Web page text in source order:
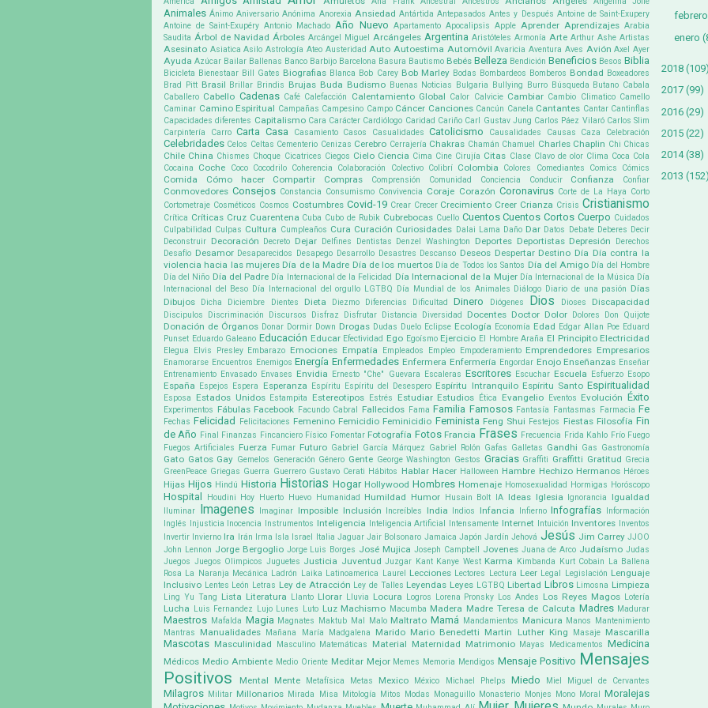
Animales Ánimo Aniversario Anónima Anorexia Ansiedad Antártida Antepasados Antes y Después Antoine de Saint-Exupery
Antoine de Saint-Exupéry Antonio Machado Año Nuevo Apartamento Apocalipsis Apple Aprender Aprendizajes Arabia
Saudita Árbol de Navidad Árboles Arcángel Miguel Arcángeles Argentina Aristóteles Armonía Arte Arthur Ashe Artistas
Asesinato Asiatica Asilo Astrología Ateo Austeridad Auto Autoestima Automóvil Avaricia Aventura Aves Avión Axel Ayer
Ayuda Azúcar Bailar Ballenas Banco Barbijo Barcelona Basura Bautismo Bebés Belleza Bendición Beneficios Besos Biblia
Bicicleta Bienestaar Bill Gates Biografias Blanca Bob Carey Bob Marley Bodas Bombardeos Bomberos Bondad Boxeadores
Brad Pitt Brasil Brillar Brindis Brujas Buda Budismo Buenas Noticias Bulgaria Bullying Burro Búsqueda Butano Cabala
Caballero Cabello Cadenas Café Calefacción Calentamiento Global Calor Calvicie Cambiar Cambio Climatico Camello
Caminar Camino Espiritual Campañas Campesino Campo Cáncer Canciones Cancún Canela Cantantes Cantar Cantinflas
Capacidades diferentes Capitalismo Cara Carácter Cardiólogo Caridad Cariño Carl Gustav Jung Carlos Páez Vilaró Carlos Slim
Carpintería
Carro Carta Casa Casamiento Casos Casualidades Catolicismo Causalidades Causas Caza Celebración
Celebridades Celos Celtas Cementerio Cenizas Cerebro Cerrajería Chakras Chamán Chamuel Charles Chaplin Chi Chicas
Chile China Chismes Choque Cicatrices Ciegos Cielo Ciencia Cima Cine Cirujía Citas Clase Clavo de olor Clima Coca Cola
Cocaina
Coche Coco Cocodrilo Coherencia Colaboración Colectivo Colibrí Colombia Colores Comediantes Comics Cómics
Comida Cómo hacer Compartir Compras Comprensión Comunidad Conciencia Conducir Confianza Confiar
Conmovedores Consejos Constancia Consumismo Convivencia Coraje Corazón Coronavirus Corte de La Haya Corto
Cortometraje Cosméticos Cosmos Costumbres Covid-19 Crear Crecer Crecimiento Creer Crianza Crisis Cristianismo
Crítica Críticas Cruz Cuarentena Cuba Cubo de Rubik Cubrebocas Cuello Cuentos Cuentos Cortos Cuerpo Cuidados
Culpabilidad Culpas Cultura Cumpleaños Cura Curación Curiosidades Dalai Lama Daño Dar Datos Debate Deberes Decir
Deconstruir Decoración Decreto Dejar Delfines Dentistas Denzel Washington Deportes Deportistas Depresión
Derechos
Desafío Desamor Desaparecidos Desapego Desarrollo Desastres Descanso Deseos Despertar Destino Día Día contra la
violencia hacia las mujeres Día de la Madre Día de los muertos Día de Todos los Santos Día del Amigo Día del Hombre
Día del Niño Día del Padre Día Internacional de la Felicidad Día Internacional de la Mujer Día Internacional de la Música Día
Internacional del Beso Día Internacional del orgullo LGTBQ Día Mundial de los Animales Diálogo Diario de una pasión Días
Dibujos
Dicha Diciembre Dientes Dieta Diezmo Diferencias Dificultad Dinero Diógenes Dios Dioses Discapacidad
Discipulos Discriminación Discursos Disfraz Disfrutar Distancia Diversidad Docentes Doctor Dolor Dolores Don Quijote
Donación de Órganos Donar Dormir Down Drogas Dudas Duelo Eclipse Ecología Economía Edad Edgar Allan Poe Eduard
Punset Eduardo Galeano Educación Educar Efectividad Ego Egoísmo Ejercicio El Hombre Araña El Principito Electricidad
Elegua Elvis Presley Embarazo Emociones Empatía Empleados Empleo Empoderamiento Emprendedores Empresarios
Enamorarse Encuentros Enemigos Energía Enfermedades Enfermera Enfermería Engordar Enojo Enseñanzas Enseñar
Entrenamiento Envasado Envases Envidia Ernesto "Che" Guevara Escaleras Escritores Escuchar Escuela Esfuerzo Esopo
España Espejos Espera Esperanza Espíritu Espíritu del Desespero Espíritu Intranquilo Espíritu Santo Espiritualidad
Esposa Estados Unidos Estampita Estereotipos Estrés Estudiar Estudios Ética Evangelio Eventos Evolución Éxito
Experimentos Fábulas Facebook Facundo Cabral Fallecidos Fama Familia Famosos Fantasía Fantasmas Farmacia Fe
Fechas Felicidad Felicitaciones Femenino Femicidio Feminicidio Feminista Feng Shui Festejos Fiestas Filosofía Fin
de Año Final Finanzas Fincanciero Físico Fomentar Fotografía Fotos Francia Frases Frecuencia Frida Kahlo Frío Fuego
Fuegos Artificiales Fuerza Fumar Futuro Gabriel García Márquez Gabriel Rolón Gafas Galletas Gandhi Gas Gastronomía
Gato Gatos Gay Gemelos Generación Género Gente George Washington Gestos Gracias Graffiti Graffitti Gratitud Grecia
GreenPeace Griegas Guerra Guerrero Gustavo Cerati Hábitos Hablar Hacer Halloween Hambre Hechizo Hermanos Héroes
Hijas Hijos Hindú Historia Historias Hogar Hollywood Hombres Homenaje Homosexualidad Hormigas Horóscopo
Hospital Houdini Hoy Huerto Huevo Humanidad Humildad Humor Husain Bolt IA Ideas Iglesia Ignorancia Igualdad
Iluminar Imagenes Imaginar Imposible Inclusión Increíbles India Indios Infancia Infierno Infografías
Información
Inglés
Injusticia Inocencia Instrumentos Inteligencia Inteligencia Artificial Intensamente Internet Intuición Inventores
Inventos
Invertir Invierno Ira Irán Irma Isla Israel Italia Jaguar Jair Bolsonaro Jamaica Japón Jardín Jehová Jesús Jim Carrey JJOO
John Lennon Jorge Bergoglio Jorge Luis Borges José Mujica Joseph Campbell Jovenes Juana de Arco Judaísmo Judas
Juegos Juegos Olimpicos Juguetes Justicia Juventud Juzgar Kant Kanye West Karma Kimbanda Kurt Cobain
La Ballena
Rosa La Naranja Mecánica Ladrón Laika Latinoamerica Laurel Lecciones Lectores Lectura Leer Legal Legislación Lenguaje
Inclusivo Lentes León Letras Ley de Atracción Ley de Talles Leyendas Leyes LGTBQ Libertad Libros Limosna Limpieza
Ling Yu Tang Lista Literatura Llanto Llorar Lluvia Locura Logros Lorena Pronsky Los Andes Los Reyes Magos Lotería
Lucha Luis Fernandez Lujo Lunes Luto Luz Machismo Macumba Madera Madre Teresa de Calcuta Madres Madurar
Maestros Mafalda Magia Magnates Maktub Mal Malo Maltrato Mamá Mandamientos Manicura Manos
Mantenimiento
Mantras
Manualidades Mañana María Madgalena Marido Mario Benedetti Martin Luther King Masaje Mascarilla
Mascotas Masculinidad Masculino Matemáticas Material Maternidad Matrimonio Mayas Medicamentos Medicina
Médicos Medio Ambiente Medio Oriente Meditar Mejor Memes Memoria Mendigos Mensaje Positivo Mensajes
Positivos
Mental Mente Metafísica Metas Mexico México Michael Phelps Miedo Miel Miguel de Cervantes
Milagros Militar Millonarios Mirada Misa Mitología Mitos Modas Monaguillo Monasterio Monjes Mono Moral
Moralejas
febrero
enero
2018 (109)
2017 (99)
2016 (29)
2015 (22)
2014 (38)
2013 (152)